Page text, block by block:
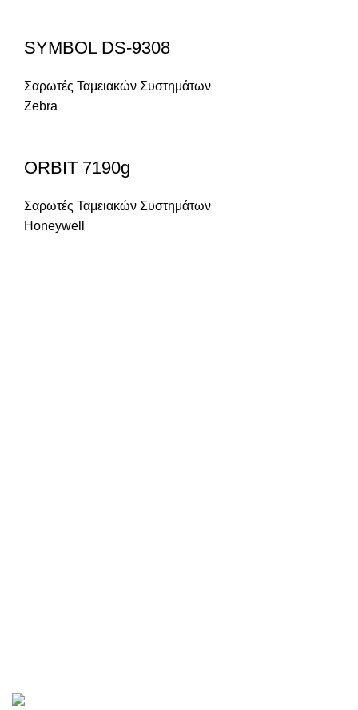
SYMBOL DS-9308
Σαρωτές Ταμειακών Συστημάτων
Zebra
ORBIT 7190g
Σαρωτές Ταμειακών Συστημάτων
Honeywell